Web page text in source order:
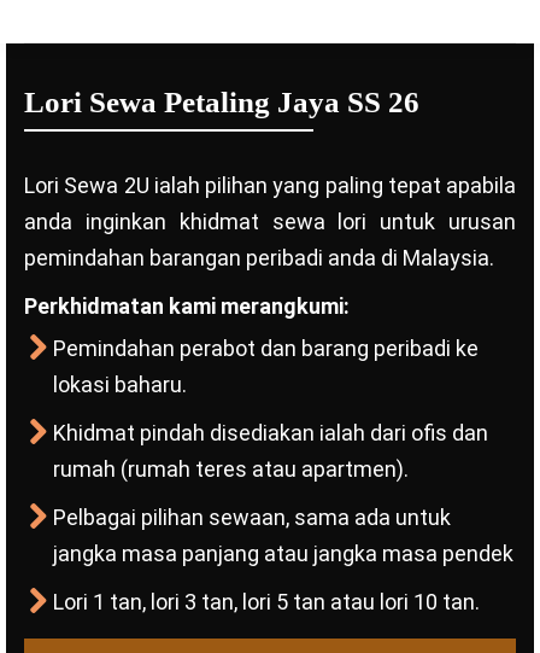
Lori Sewa Petaling Jaya SS 26
Lori Sewa 2U ialah pilihan yang paling tepat apabila
anda inginkan khidmat sewa lori untuk urusan
pemindahan barangan peribadi anda di Malaysia.
Perkhidmatan kami merangkumi:
Pemindahan perabot dan barang peribadi ke
lokasi baharu.
Khidmat pindah disediakan ialah dari ofis dan
rumah (rumah teres atau apartmen).
Pelbagai pilihan sewaan, sama ada untuk
jangka masa panjang atau jangka masa pendek
Lori 1 tan, lori 3 tan, lori 5 tan atau lori 10 tan.